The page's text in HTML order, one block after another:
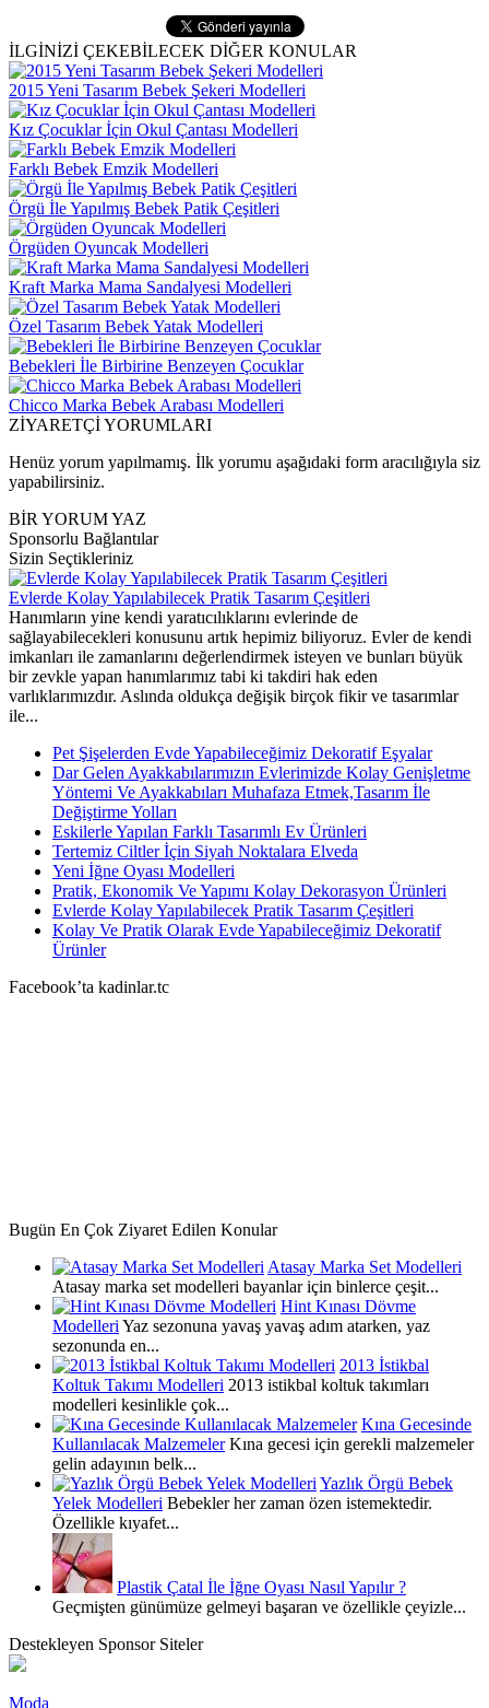
İLGİNİZİ ÇEKEBİLECEK DİĞER KONULAR
2015 Yeni Tasarım Bebek Şekeri Modelleri
Kız Çocuklar İçin Okul Çantası Modelleri
Farklı Bebek Emzik Modelleri
Örgü İle Yapılmış Bebek Patik Çeşitleri
Örgüden Oyuncak Modelleri
Kraft Marka Mama Sandalyesi Modelleri
Özel Tasarım Bebek Yatak Modelleri
Bebekleri İle Birbirine Benzeyen Çocuklar
Chicco Marka Bebek Arabası Modelleri
ZİYARETÇİ YORUMLARI
Henüz yorum yapılmamış. İlk yorumu aşağıdaki form aracılığıyla siz
yapabilirsiniz.
BİR YORUM YAZ
Sponsorlu Bağlantılar
Sizin Seçtikleriniz
Evlerde Kolay Yapılabilecek Pratik Tasarım Çeşitleri
Hanımların yine kendi yaratıcılıklarını evlerinde de
sağlayabilecekleri konusunu artık hepimiz biliyoruz. Evler de kendi
imkanları ile zamanlarını değerlendirmek isteyen ve bunları büyük
bir zevkle yapan hanımlarımız tabi ki takdiri hak eden
varlıklarımızdır. Aslında oldukça değişik birçok fikir ve tasarımlar
ile...
Pet Şişelerden Evde Yapabileceğimiz Dekoratif Eşyalar
Dar Gelen Ayakkabılarımızın Evlerimizde Kolay Genişletme
Yöntemi Ve Ayakkabıları Muhafaza Etmek,Tasarım İle
Değiştirme Yolları
Eskilerle Yapılan Farklı Tasarımlı Ev Ürünleri
Tertemiz Ciltler İçin Siyah Noktalara Elveda
Yeni İğne Oyası Modelleri
Pratik, Ekonomik Ve Yapımı Kolay Dekorasyon Ürünleri
Evlerde Kolay Yapılabilecek Pratik Tasarım Çeşitleri
Kolay Ve Pratik Olarak Evde Yapabileceğimiz Dekoratif
Ürünler
Facebook’ta kadinlar.tc
Bugün En Çok Ziyaret Edilen Konular
Atasay Marka Set Modelleri
Atasay marka set modelleri bayanlar için binlerce çeşit...
Hint Kınası Dövme
Modelleri Yaz sezonuna yavaş yavaş adım atarken, yaz
sezonunda en...
2013 İstikbal
Koltuk Takımı Modelleri 2013 istikbal koltuk takımları
modelleri kesinlikle çok...
Kına Gecesinde
Kullanılacak Malzemeler Kına gecesi için gerekli malzemeler
gelin adayının belk...
Yazlık Örgü Bebek
Yelek Modelleri Bebekler her zaman özen istemektedir.
Özellikle kıyafet...
Plastik Çatal İle İğne Oyası Nasıl Yapılır ?
Geçmişten günümüze gelmeyi başaran ve özellikle çeyizle...
Destekleyen Sponsor Siteler
Moda